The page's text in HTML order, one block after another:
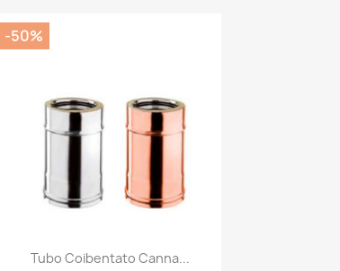
Anteprima
Tubo Coibentato Canna...
-50%